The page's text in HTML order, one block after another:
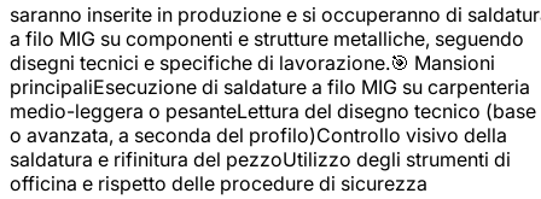
saranno inserite in produzione e si occuperanno di
a filo MIG su componenti e strutture metalliche, seguendo
disegni tecnici e specifiche di lavorazione.🎯 Mansioni
principaliEsecuzione di saldature a filo MIG su carpenteria
medio-leggera o pesanteLettura del disegno tecnico (base
o avanzata, a seconda del profilo)Controllo visivo della
saldatura e rifinitura del pezzoUtilizzo degli strumenti di
officina e rispetto delle procedure di sicurezza